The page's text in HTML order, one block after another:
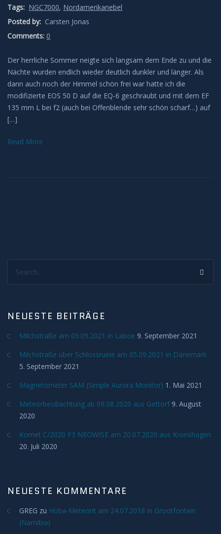
Lichtsäulen
Mondhalos
Oppositionseffekt
Kelvin Helmholtz
Zodiakallicht
Sonne
Weißlicht
H-Alpha
Planeten
Tags: NGC7000, Nordamerikanebel
Posted by: Carsten Jonas
Comments: 0
Der herrliche Sommer neigte sich langsam dem Ende zu und die
Nächte wurden endlich wieder deutlich dunkler und länger. Als
dann auch noch der Himmel schön frei war hatte ich die
modifizierte EOS 50 D auf die EQ-6 geschraubt und mit dem EF
135 mm L bei f2 (auch bei Offenblende sehr schön scharf…) auf
[…]
Read More
NEUESTE BEITRÄGE
Milchstraße am 09.09.2021 in Laboe 9. September 2021
Milchstraße über Schlossruine am 05.09.2021 in Dänemark
5. September 2021
Magnetometer SAM (Simple Aurora Monitor) 1. Mai 2021
Meteorbeobachtung ab 09.08.2020 aus Gettorf 9. August
2020
Komet C/2020 F3 NEOWISE am 20.07.2020 aus Kronshagen
20. Juli 2020
NEUESTE KOMMENTARE
GREG zu Hoba-Meteorit am 24.07.2018 in Grootfontein
(Namibia)